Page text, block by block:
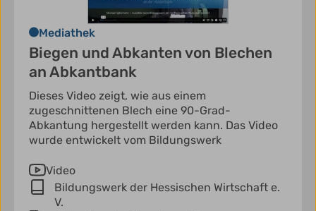
Mediathek
Biegen und Abkanten von Blechen
an Abkantbank
Dieses Video zeigt, wie aus einem
zugeschnittenen Blech eine 90-Grad-
Abkantung hergestellt werden kann. Das Video
wurde entwickelt vom Bildungswerk
Video
Bildungswerk der Hessischen Wirtschaft e.
V.